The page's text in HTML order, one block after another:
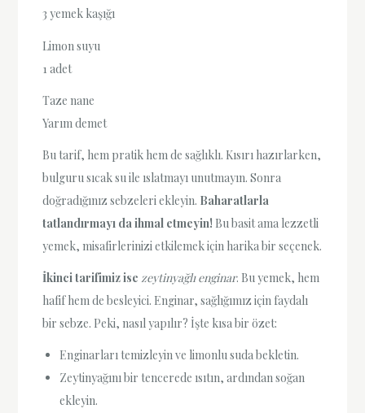
3 yemek kaşığı
Limon suyu
1 adet
Taze nane
Yarım demet
Bu tarif, hem pratik hem de sağlıklı. Kısırı hazırlarken,
bulguru sıcak su ile ıslatmayı unutmayın. Sonra
doğradığınız sebzeleri ekleyin. Baharatlarla
tatlandırmayı da ihmal etmeyin! Bu basit ama lezzetli
yemek, misafirlerinizi etkilemek için harika bir seçenek.
İkinci tarifimiz ise zeytinyağlı enginar. Bu yemek, hem
hafif hem de besleyici. Enginar, sağlığımız için faydalı
bir sebze. Peki, nasıl yapılır? İşte kısa bir özet:
Enginarları temizleyin ve limonlu suda bekletin.
Zeytinyağını bir tencerede ısıtın, ardından soğan
ekleyin.